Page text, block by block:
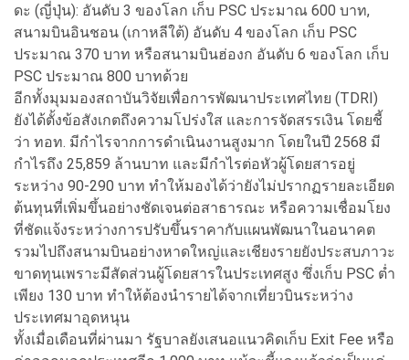
ดะ (ญี่ปุ่น): อันดับ 3 ของโลก เก็บ PSC ประมาณ 600 บาท,
สนามบินอินชอน (เกาหลีใต้) อันดับ 4 ของโลก เก็บ PSC
ประมาณ 370 บาท หรือสนามบินฮ่องก อันดับ 6 ของโลก เก็บ
PSC ประมาณ 800 บาทด้วย
อีกทั้งมุมมองสถาบันวิจัยเพื่อการพัฒนาประเทศไทย (TDRI)
ยังได้ตั้งข้อสังเกตถึงความโปร่งใส และการจัดสรรเงิน โดยชี้
ว่า ทอท. มีกำไรจากการดำเนินงานสูงมาก โดยในปี 2568 มี
กำไรถึง 25,859 ล้านบาท และมีกำไรต่อหัวผู้โดยสารอยู่
ระหว่าง 90-290 บาท ทำให้มองได้ว่ายังไม่ปรากฏรายละเอียด
ต้นทุนที่เพิ่มขึ้นอย่างชัดเจนต่อสาธารณะ หรือความเชื่อมโยง
ที่ชัดแจ้งระหว่างการปรับขึ้นราคากับแผนพัฒนาในอนาคต
รวมไปถึงสนามบินอย่างหาดใหญ่และเชียงรายยังประสบภาวะ
ขาดทุนเพราะมีสัดส่วนผู้โดยสารในประเทศสูง ซึ่งเก็บ PSC ต่ำ
เพียง 130 บาท ทำให้ต้องนำรายได้จากเที่ยวบินระหว่าง
ประเทศมาอุดหนุน
ทั้งเมื่อเดือนที่ผ่านมา รัฐบาลยังเสนอแนวคิดเก็บ Exit Fee หรือ